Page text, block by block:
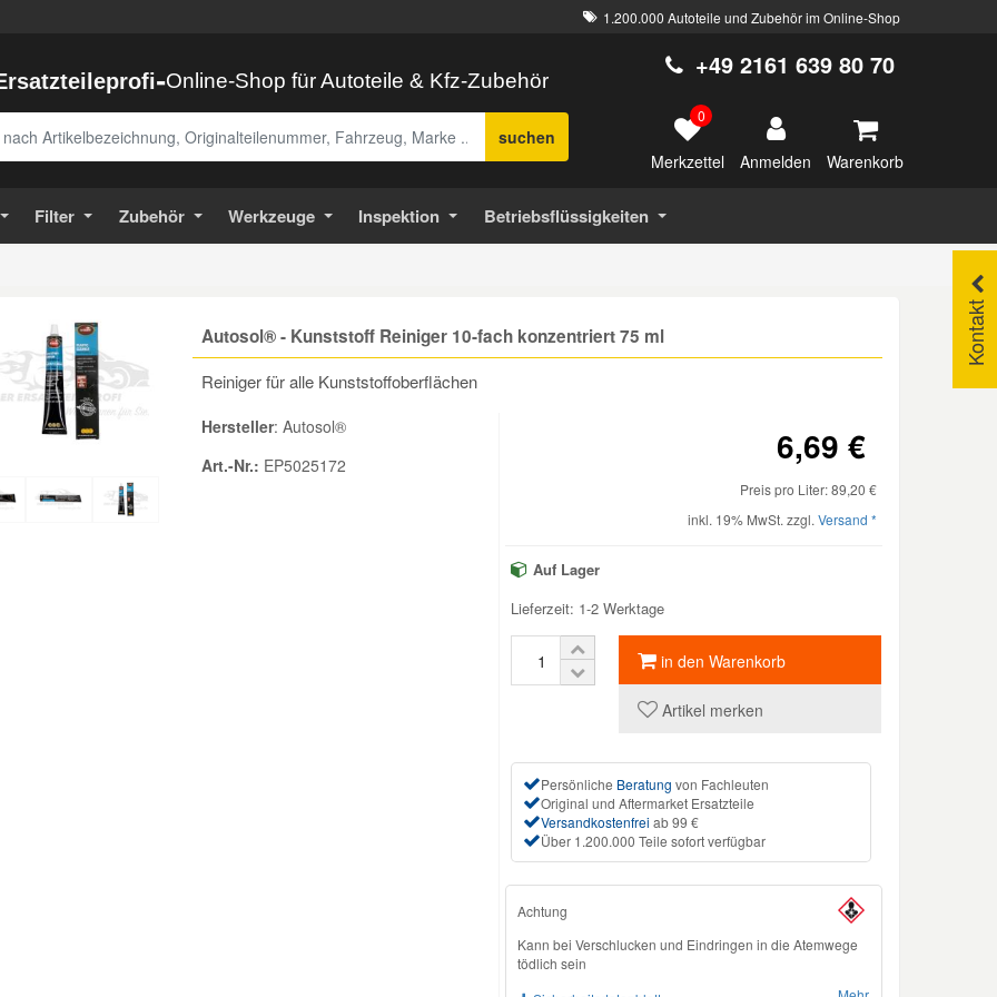
1.200.000 Autoteile und Zubehör im Online-Shop
-Online-Shop für Autoteile & Kfz-Zubehör
suchen
+49 2161 639 80 70
0
Merkzettel Anmelden Warenkorb
Filter Zubehör Werkzeuge Inspektion Betriebsflüssigkeiten
Kontakt
Autosol® - Kunststoff Reiniger 10-fach konzentriert 75 ml
Reiniger für alle Kunststoffoberflächen
Hersteller: Autosol®
Art.-Nr.: EP5025172 6,69 €
Preis pro Liter: 89,20 €
inkl. 19% MwSt. zzgl. Versand *
Auf Lager
Lieferzeit: 1-2 Werktage
in den Warenkorb
Artikel merken
Persönliche Beratung von Fachleuten
Original und Aftermarket Ersatzteile
Versandkostenfrei ab 99 €
Über 1.200.000 Teile sofort verfügbar
Achtung
Kann bei Verschlucken und Eindringen in die Atemwege
tödlich sein